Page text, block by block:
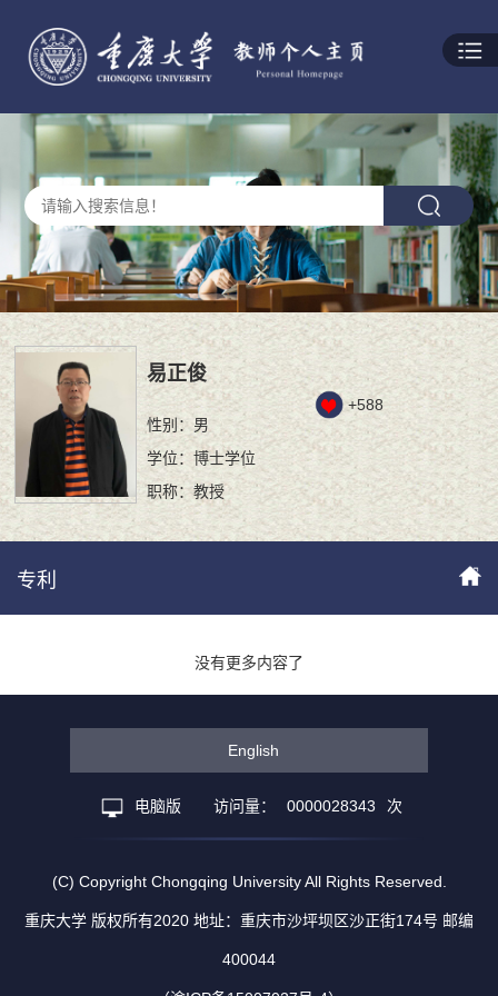
易正俊
性别：男
学位：博士学位
职称：教授
+588
专利
没有更多内容了
English
电脑版 访问量： 0000028343 次
(C) Copyright Chongqing University All Rights Reserved.
重庆大学 版权所有2020 地址：重庆市沙坪坝区沙正街174号 邮编
400044